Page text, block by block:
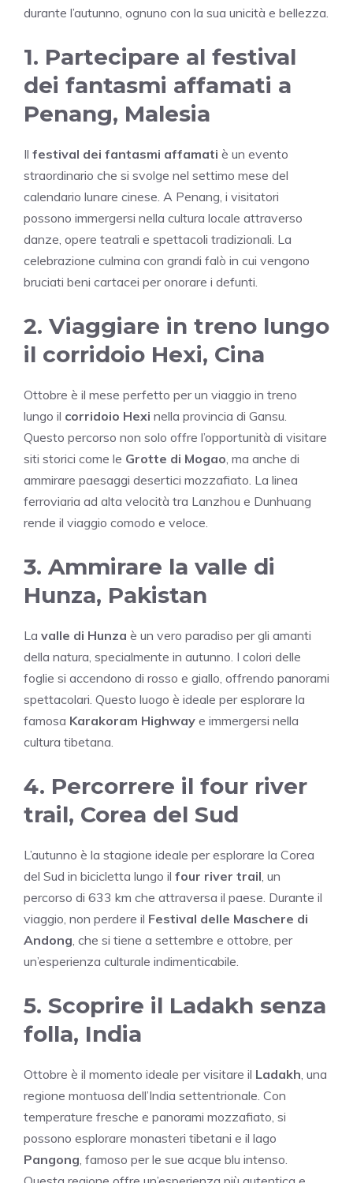
durante l’autunno, ognuno con la sua unicità e bellezza.
1. Partecipare al festival
dei fantasmi affamati a
Penang, Malesia
Il festival dei fantasmi affamati è un evento
straordinario che si svolge nel settimo mese del
calendario lunare cinese. A Penang, i visitatori
possono immergersi nella cultura locale attraverso
danze, opere teatrali e spettacoli tradizionali. La
celebrazione culmina con grandi falò in cui vengono
bruciati beni cartacei per onorare i defunti.
2. Viaggiare in treno lungo
il corridoio Hexi, Cina
Ottobre è il mese perfetto per un viaggio in treno
lungo il corridoio Hexi nella provincia di Gansu.
Questo percorso non solo offre l’opportunità di visitare
siti storici come le Grotte di Mogao , ma anche di
ammirare paesaggi desertici mozzafiato. La linea
ferroviaria ad alta velocità tra Lanzhou e Dunhuang
rende il viaggio comodo e veloce.
3. Ammirare la valle di
Hunza, Pakistan
La valle di Hunza è un vero paradiso per gli amanti
della natura, specialmente in autunno. I colori delle
foglie si accendono di rosso e giallo, offrendo panorami
spettacolari. Questo luogo è ideale per esplorare la
famosa Karakoram Highway e immergersi nella
cultura tibetana.
4. Percorrere il four river
trail, Corea del Sud
L’autunno è la stagione ideale per esplorare la Corea
del Sud in bicicletta lungo il four river trail , un
percorso di 633 km che attraversa il paese. Durante il
viaggio, non perdere il Festival delle Maschere di
Andong , che si tiene a settembre e ottobre, per
un’esperienza culturale indimenticabile.
5. Scoprire il Ladakh senza
folla, India
Ottobre è il momento ideale per visitare il Ladakh , una
regione montuosa dell’India settentrionale. Con
temperature fresche e panorami mozzafiato, si
possono esplorare monasteri tibetani e il lago
Pangong , famoso per le sue acque blu intenso.